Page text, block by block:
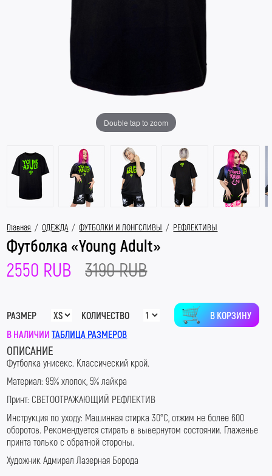
Double tap to zoom
Главная / ОДЕЖДА / ФУТБОЛКИ И ЛОНГСЛИВЫ / РЕФЛЕКТИВЫ
Футболка «Young Adult»
2550 RUB 3190 RUB
РАЗМЕР КОЛИЧЕСТВО
В КОРЗИНУ
В НАЛИЧИИ ТАБЛИЦА РАЗМЕРОВ
ОПИСАНИЕ
Футболка унисекс. Классический крой.
Материал: 95% хлопок, 5% лайкра
Принт: СВЕТООТРАЖАЮЩИЙ РЕФЛЕКТИВ
Инструкция по уходу: Машинная стирка 30°С, отжим не более 600
оборотов. Рекомендуется стирать в вывернутом состоянии. Глаженье
принта только с обратной стороны.
Художник Адмирал Лазерная Борода